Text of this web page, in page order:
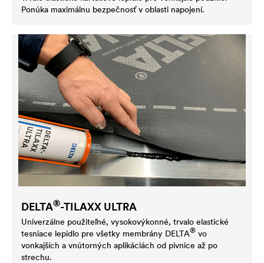
Ponúka maximálnu bezpečnosť v oblasti napojení.
DELTA®-TILAXX ULTRA
Univerzálne použiteľné, vysokovýkonné, trvalo elastické
tesniace lepidlo pre všetky membrány DELTA® vo
vonkajších a vnútorných aplikáciách od pivnice až po
strechu.